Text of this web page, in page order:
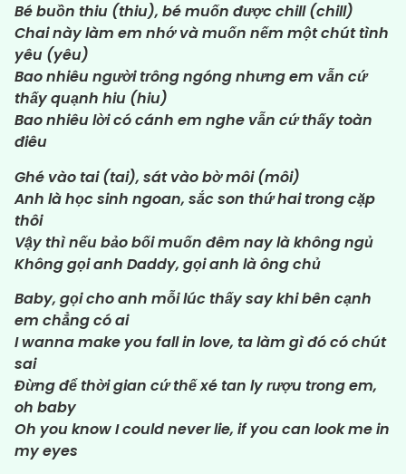
Bé buồn thiu (thiu), bé muốn được chill (chill)
Chai này làm em nhớ và muốn nếm một chút tình
yêu (yêu)
Bao nhiêu người trông ngóng nhưng em vẫn cứ
thấy quạnh hiu (hiu)
Bao nhiêu lời có cánh em nghe vẫn cứ thấy toàn
điêu
Ghé vào tai (tai), sát vào bờ môi (môi)
Anh là học sinh ngoan, sắc son thứ hai trong cặp
thôi
Vậy thì nếu bảo bối muốn đêm nay là không ngủ
Không gọi anh Daddy, gọi anh là ông chủ
Baby, gọi cho anh mỗi lúc thấy say khi bên cạnh
em chẳng có ai
I wanna make you fall in love, ta làm gì đó có chút
sai
Đừng để thời gian cứ thế xé tan ly rượu trong em,
oh baby
Oh you know I could never lie, if you can look me in
my eyes